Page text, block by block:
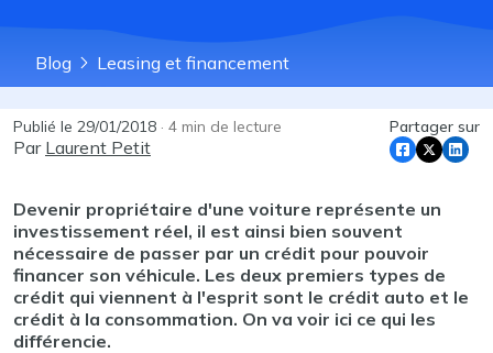
Blog Leasing et financement
Publié le 29/01/2018 · 4 min de lecture
Par Laurent Petit
Partager sur
Devenir propriétaire d'une voiture représente un
investissement réel, il est ainsi bien souvent
nécessaire de passer par un crédit pour pouvoir
financer son véhicule. Les deux premiers types de
crédit qui viennent à l'esprit sont le crédit auto et le
crédit à la consommation. On va voir ici ce qui les
différencie.